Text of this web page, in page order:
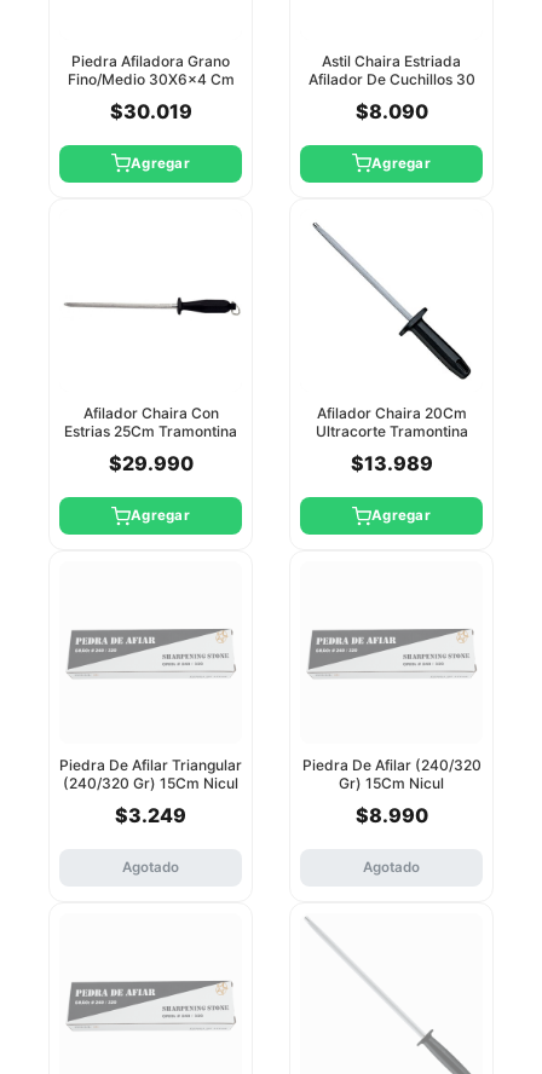
Piedra Afiladora Grano
Fino/Medio 30X6x4 Cm
$30.019
Agregar
Astil Chaira Estriada
Afilador De Cuchillos 30
$8.090
Agregar
Afilador Chaira Con
Estrias 25Cm Tramontina
$29.990
Agregar
Afilador Chaira 20Cm
Ultracorte Tramontina
$13.989
Agregar
Piedra De Afilar Triangular
(240/320 Gr) 15Cm Nicul
$3.249
Agotado
Piedra De Afilar (240/320
Gr) 15Cm Nicul
$8.990
Agotado